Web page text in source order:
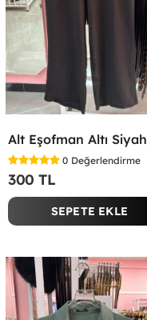
Alt Eşofman Altı Siyah
0 Değerlendirme
300 TL
SEPETE EKLE